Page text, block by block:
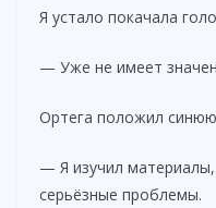
Я устало покачала
— Уже не имеет
Ортега положил синюю
— Я изучил
серьёзные проблемы.